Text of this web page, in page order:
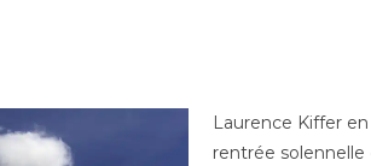
Laurence Kiffer
rentrée solennelle